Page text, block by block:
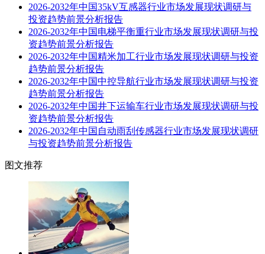
2026-2032年中国35kV互感器行业市场发展现状调研与
投资趋势前景分析报告
2026-2032年中国电梯平衡重行业市场发展现状调研与投
资趋势前景分析报告
2026-2032年中国精米加工行业市场发展现状调研与投资
趋势前景分析报告
2026-2032年中国中控导航行业市场发展现状调研与投资
趋势前景分析报告
2026-2032年中国井下运输车行业市场发展现状调研与投
资趋势前景分析报告
2026-2032年中国自动雨刮传感器行业市场发展现状调研
与投资趋势前景分析报告
图文推荐